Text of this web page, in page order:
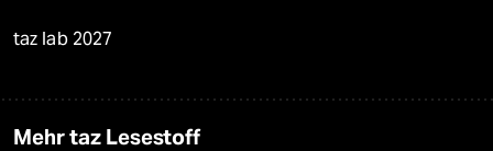
taz lab 2027
Mehr taz Lesestoff